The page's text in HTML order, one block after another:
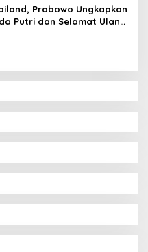
Prabowo Ungkapkan
Putri dan Selamat Ulang